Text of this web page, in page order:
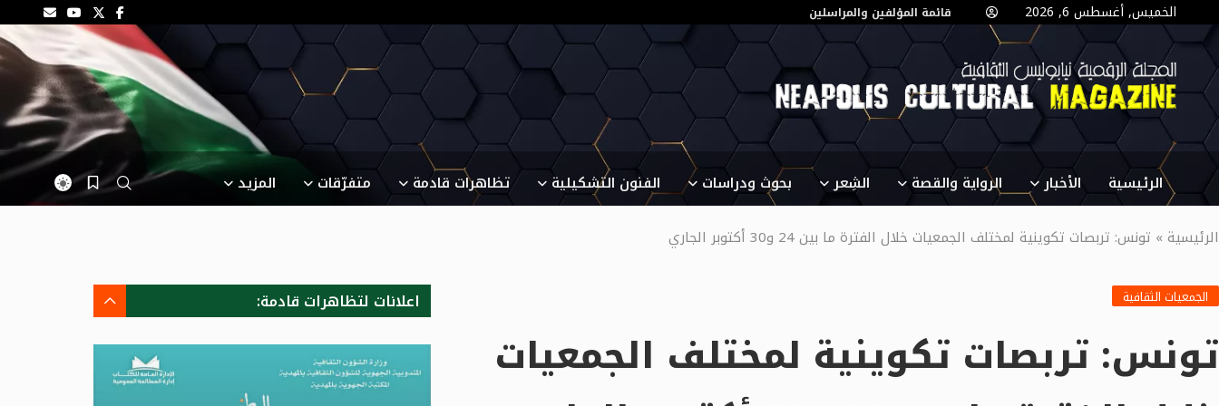
الخميس, أغسطس 6, 2026 قائمة المؤلفين والمراسلين
الرئيسية الأخبار الرواية والقصة الشِعر بحوث ودراسات الفنون التشكيلية تظاهرات قادمة متفرّقات المزيد
الرئيسية» تونس: تربصات تكوينية لمختلف الجمعيات خلال الفترة ما بين 24 و30 أكتوبر الجاري
الجمعيات الثقافية
تونس: تربصات تكوينية لمختلف الجمعيات
اعلانات لتظاهرات قادمة: